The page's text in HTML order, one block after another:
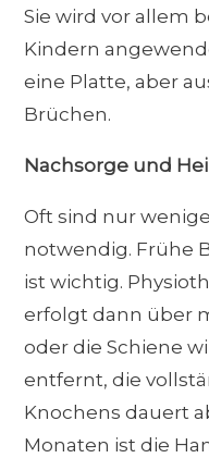
Sie wird vor allem
Kindern
eine Platte, aber
Brüchen.
Nachsorge und
Oft sind nur
notwendig. Frühe
ist wichtig.
erfolgt dann über
oder die Schiene
entfernt, die
Knochens dauert
Monaten ist die